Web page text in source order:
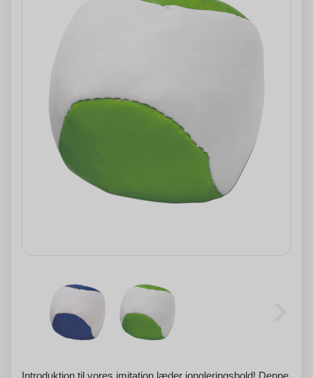
Introduktion til vores imitation læder jongleringsbold! Denne